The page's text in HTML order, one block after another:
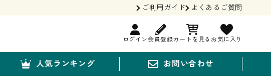
ご利用ガイド よくあるご質問
ログイン会員登録カートを見る お気に入り
人気ランキング お問い合わせ